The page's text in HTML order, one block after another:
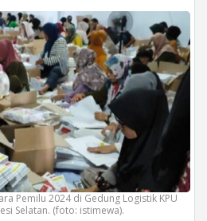
Pemilu 2024 di Gedung Logistik KPU
Selatan. (foto: istimewa).